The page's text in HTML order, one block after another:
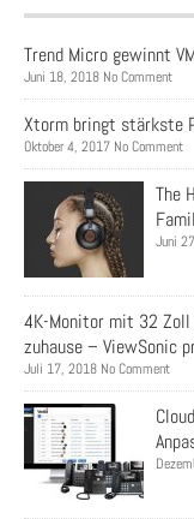
Trend Micro gewinnt
Juni 18, 2018 No Comment
Xtorm bringt stärkste
Oktober 4, 2017 No Comment
The
Juni
4K-Monitor mit 32 Zoll
zuhause – ViewSonic
Juli 17, 2018 No Comment